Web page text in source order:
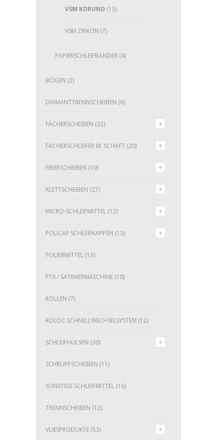
VSM KORUND (15)
VSM ZIRKON (7)
PAPIERSCHLEIFBÄNDER (4)
BÖGEN (2)
DIAMANTTRENNSCHEIBEN (6)
FÄCHERSCHEIBEN (22)
FÄCHERSCHLEIFER M. SCHAFT (20)
FIBERSCHEIBEN (19)
KLETTSCHEIBEN (27)
MICRO-SCHLEIFMITTEL (12)
POLICAP SCHLEIFKAPPEN (13)
POLIERMITTEL (13)
PTX / SATINIERMASCHINE (10)
ROLLEN (7)
ROLOC SCHNELLWECHSELSYSTEM (12)
SCHLEIFHÜLSEN (30)
SCHRUPPSCHEIBEN (11)
SONSTIGE SCHLEIFMITTEL (16)
TRENNSCHEIBEN (12)
VLIESPRODUKTE (53)